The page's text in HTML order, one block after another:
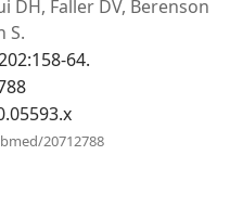
DH, Faller DV, Berenson
S.
64.
20712788